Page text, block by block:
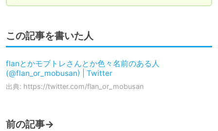
この記事を書いた人
flanとかモブトレさんとか色々名前のある人
(@flan_or_mobusan) | Twitter
出典: https://twitter.com/flan_or_mobusan
前の記事→